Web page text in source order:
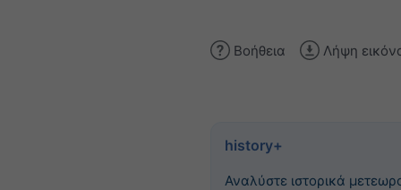
Βοήθεια Λήψη
history+
Αναλύστε ιστορικά